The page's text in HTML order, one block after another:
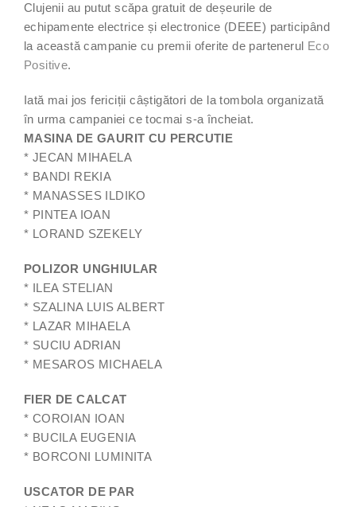
Clujenii au putut scăpa gratuit de deșeurile de
echipamente electrice și electronice (DEEE) participând
la această campanie cu premii oferite de partenerul Eco
Positive.
Iată mai jos fericiții câștigători de la tombola organizată
în urma campaniei ce tocmai s-a încheiat.
MASINA DE GAURIT CU PERCUTIE
* JECAN MIHAELA
* BANDI REKIA
* MANASSES ILDIKO
* PINTEA IOAN
* LORAND SZEKELY
POLIZOR UNGHIULAR
* ILEA STELIAN
* SZALINA LUIS ALBERT
* LAZAR MIHAELA
* SUCIU ADRIAN
* MESAROS MICHAELA
FIER DE CALCAT
* COROIAN IOAN
* BUCILA EUGENIA
* BORCONI LUMINITA
USCATOR DE PAR